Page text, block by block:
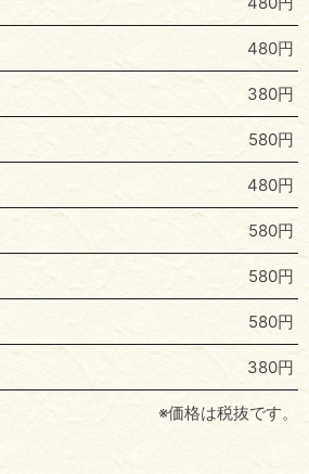
480円
380円
580円
480円
580円
580円
580円
380円
※価格は税抜です。